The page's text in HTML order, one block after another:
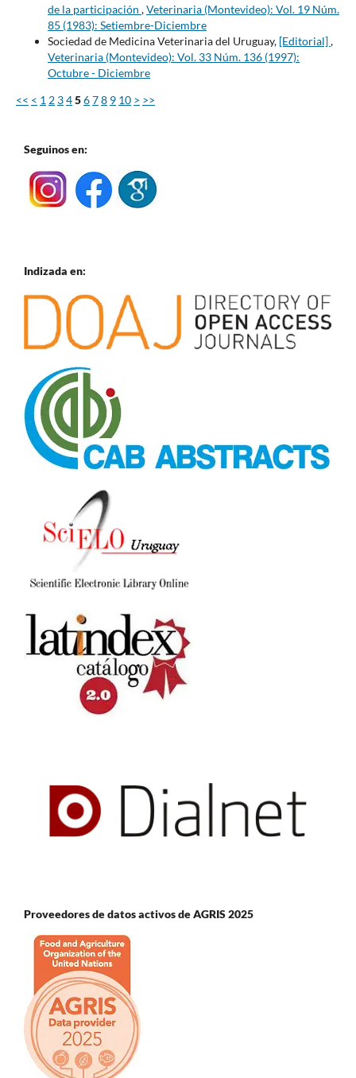
de la participación ,Veterinaria (Montevideo): Vol. 19 Núm.
85 (1983): Setiembre-Diciembre
Sociedad de Medicina Veterinaria del Uruguay, [Editorial],
Veterinaria (Montevideo): Vol. 33 Núm. 136 (1997):
Octubre - Diciembre
<< < 1 2 345678 9 10 > >>
Seguinos en:
Indizada en:
Proveedores de datos activos de AGRIS 2025